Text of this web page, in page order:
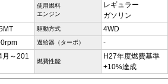
使用燃料
エンジン
レギュラー
ガソリン
駆動方式 4WD
過給器（ターボ） -
月～201
燃費性能
H27年度燃費基準
+10%達成